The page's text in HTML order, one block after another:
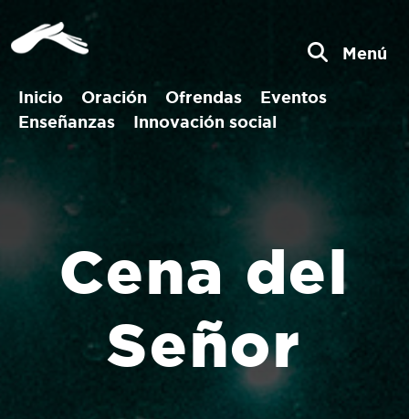
Inicio Oración Ofrendas
Eventos
Enseñanzas
Innovación social
Menú
Cena del
Señor